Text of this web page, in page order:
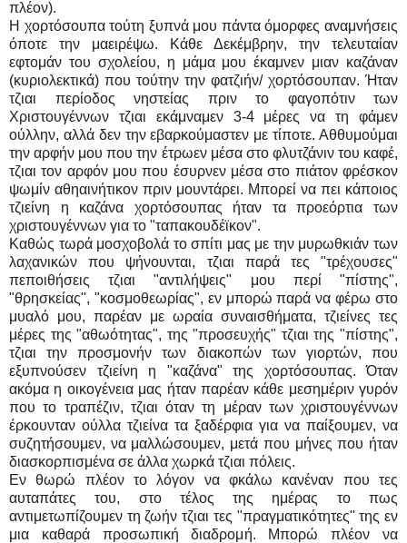
πλέον).
Η χορτόσουπα τούτη ξυπνά μου πάντα όμορφες αναμνήσεις
όποτε την μαειρέψω. Κάθε Δεκέμβρην, την τελευταίαν
εφτομάν του σχολείου, η μάμα μου έκαμνεν μιαν καζάναν
(κυριολεκτικά) που τούτην την φατζιήν/ χορτόσουπαν. Ήταν
τζιαι περίοδος νηστείας πριν το φαγοπότιν των
Χριστουγέννων τζιαι εκάμναμεν 3-4 μέρες να τη φάμεν
ούλλην, αλλά δεν την εβαρκούμαστεν με τίποτε. Αθθυμούμαι
την αρφήν μου που την έτρωεν μέσα στο φλυτζάνιν του καφέ,
τζιαι τον αρφόν μου που έσυρνεν μέσα στο πιάτον φρέσκον
ψωμίν αθηαινήτικον πριν μουντάρει. Μπορεί να πει κάποιος
τζιείνη η καζάνα χορτόσουπας ήταν τα προεόρτια των
χριστουγέννων για το "ταπακουδέϊκον".
Καθώς τωρά μοσχοβολά το σπίτι μας με την μυρωθκιάν των
λαχανικών που ψήνουνται, τζιαι παρά τες "τρέχουσες"
πεποιθήσεις τζιαι "αντιλήψεις" μου περί "πίστης",
"θρησκείας", "κοσμοθεωρίας", εν μπορώ παρά να φέρω στο
μυαλό μου, παρέαν με ωραία συναισθήματα, τζιείνες τες
μέρες της "αθωότητας", της "προσευχής" τζιαι της "πίστης",
τζιαι την προσμονήν των διακοπών των γιορτών, που
εξυπνούσεν τζιείνη η "καζάνα" της χορτόσουπας. Όταν
ακόμα η οικογένεια μας ήταν παρέαν κάθε μεσημέριν γυρόν
που το τραπέζιν, τζιαι όταν τη μέραν των χριστουγέννων
έρκουνταν ούλλα τζιείνα τα ξαδέρφια για να παίξουμεν, να
συζητήσουμεν, να μαλλώσουμεν, μετά που μήνες που ήταν
διασκορπισμένα σε άλλα χωρκά τζιαι πόλεις.
Εν θωρώ πλέον το λόγον να φκάλω κανέναν που τες
αυταπάτες του, στο τέλος της ημέρας το πως
αντιμετωπίζουμεν τη ζωήν τζιαι τες "πραγματικότητες" της εν
μια καθαρά προσωπική διαδρομή. Μπορώ πλέον να